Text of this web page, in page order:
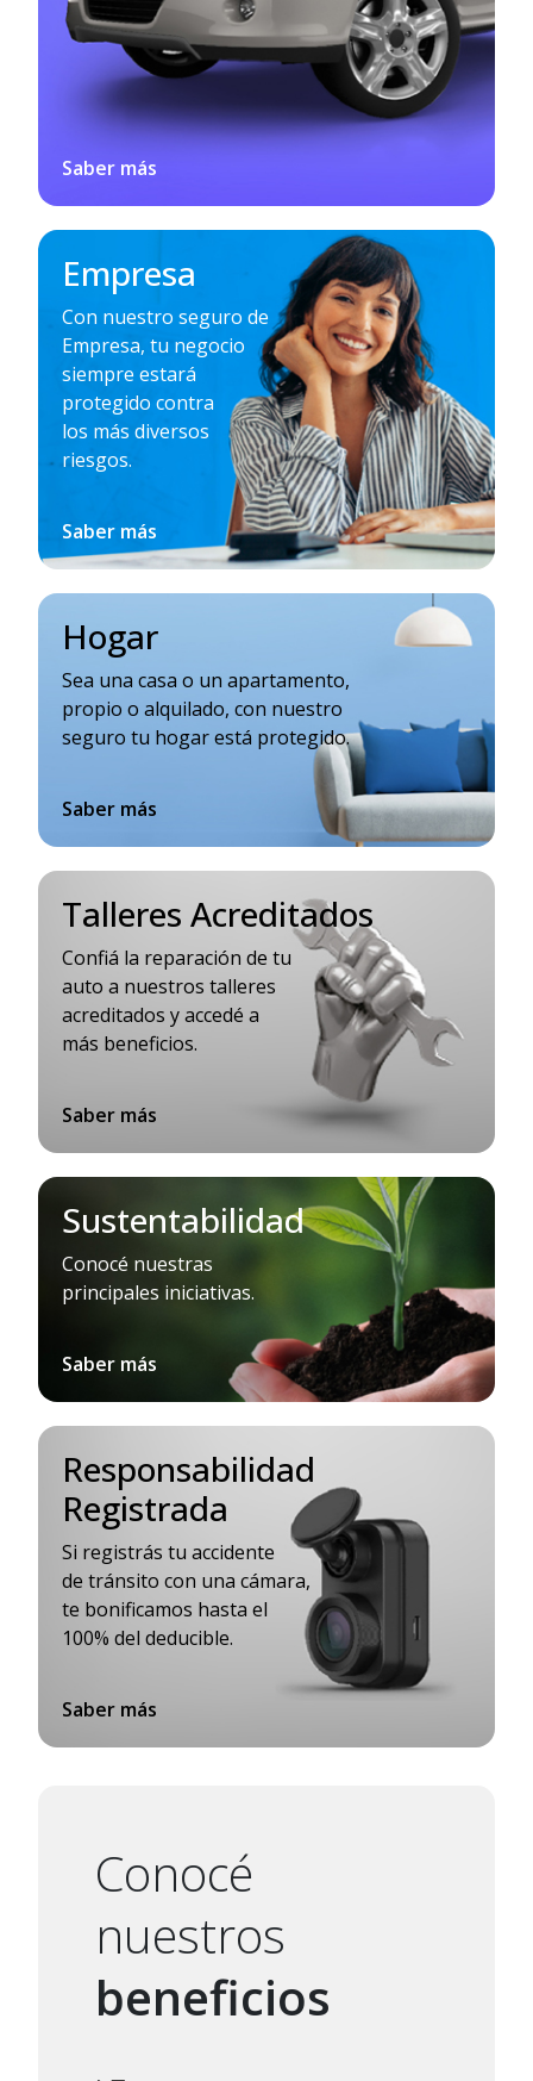
Saber más
Empresa
Con nuestro seguro de
Empresa, tu negocio
siempre estará
protegido contra
los más diversos
riesgos.
Saber más
Hogar
Sea una casa o un apartamento,
propio o alquilado, con nuestro
seguro tu hogar está protegido.
Saber más
Talleres Acreditados
Confiá la reparación de tu
auto a nuestros talleres
acreditados y accedé a
más beneficios.
Saber más
Sustentabilidad
Conocé nuestras
principales iniciativas.
Saber más
Responsabilidad
Registrada
Si registrás tu accidente
de tránsito con una cámara,
te bonificamos hasta el
100% del deducible.
Saber más
Conocé
nuestros
beneficios